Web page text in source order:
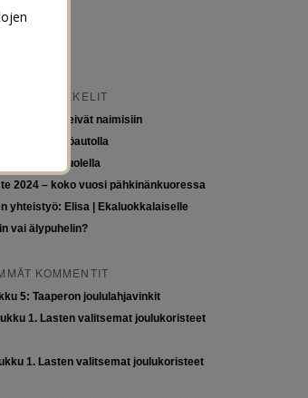
ARTIKKELIT
kouluun, eivät naimisiin
roadtrip sähköautolla
tasa-arvon puolella
2024 – koko vuosi pähkinänkuoressa
yhteistyö: Elisa | Ekaluokkalaiselle
vai älypuhelin?
KOMMENTIT
5: Taaperon joululahjavinkit
1. Lasten valitsemat joulukoristeet
1. Lasten valitsemat joulukoristeet